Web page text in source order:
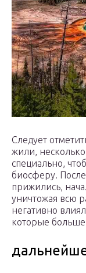
Следует
жили,
специально,
биосферу.
прижились,
уничтожая всю
негативно
которые